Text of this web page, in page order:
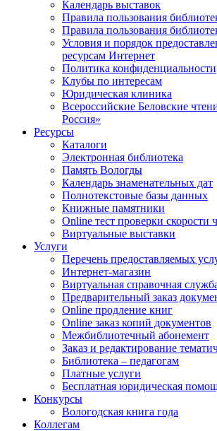
Календарь выставок
Правила пользования
Правила пользования
Условия и порядок
ресурсам Интернет
Политика конфиденциальности
Клубы по интересам
Юридическая клиника
Всероссийские Беловские
Россия»
Ресурсы
Каталоги
Электронная библиотека
Память Вологды
Календарь знаменательных дат
Полнотекстовые базы данных
Книжные памятники
Online тест проверки скорости
Виртуальные выставки
Услуги
Перечень предоставляемых
Интернет-магазин
Виртуальная справочная
Предварительный заказ
Online продление книг
Online заказ копий документов
Межбиблиотечный абонемент
Заказ и редактирование
Библиотека – педагогам
Платные услуги
Бесплатная юридическая
Конкурсы
Вологодская книга года
Коллегам